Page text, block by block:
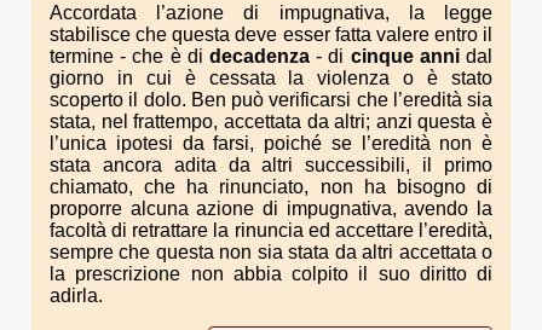
Accordata l’azione di impugnativa, la legge
stabilisce che questa deve esser fatta valere entro il
termine - che è di decadenza- di cinque annidal
giorno in cui è cessata la violenza o è stato
scoperto il dolo. Ben può verificarsi che l’eredità sia
stata, nel frattempo, accettata da altri; anzi questa è
l’unica ipotesi da farsi, poiché se l’eredità non è
stata ancora adita da altri successibili, il primo
chiamato, che ha rinunciato, non ha bisogno di
proporre alcuna azione di impugnativa, avendo la
facoltà di retrattare la rinuncia ed accettare l’eredità,
sempre che questa non sia stata da altri accettata o
la prescrizione non abbia colpito il suo diritto di
adirla.